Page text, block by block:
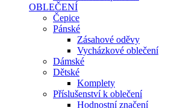
OBLEČENÍ
Čepice
Pánské
Zásahové oděvy
Vycházkové oblečení
Dámské
Dětské
Komplety
Příslušenství k oblečení
Hodnostní značení